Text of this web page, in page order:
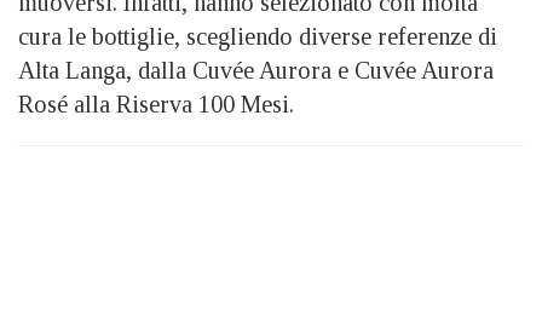
cura le bottiglie, scegliendo diverse referenze di
Alta Langa, dalla Cuvée Aurora e Cuvée Aurora
Rosé alla Riserva 100 Mesi.